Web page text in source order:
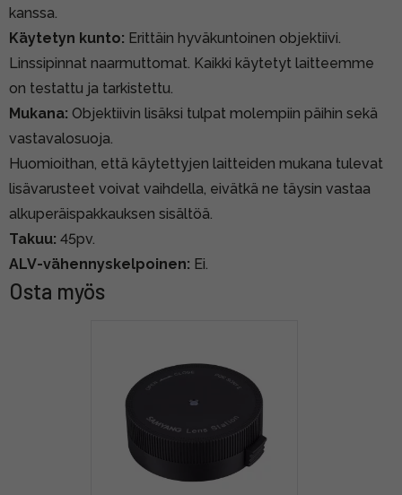
kanssa.
Käytetyn kunto: Erittäin hyväkuntoinen objektiivi.
Linssipinnat naarmuttomat. Kaikki käytetyt laitteemme
on testattu ja tarkistettu.
Mukana: Objektiivin lisäksi tulpat molempiin päihin sekä
vastavalosuoja.
Huomioithan, että käytettyjen laitteiden mukana tulevat
lisävarusteet voivat vaihdella, eivätkä ne täysin vastaa
alkuperäispakkauksen sisältöä.
Takuu: 45pv.
ALV-vähennyskelpoinen: Ei.
Osta myös